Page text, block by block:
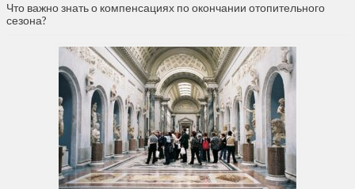
Что важно знать о компенсациях по окончании отопительного
сезона?